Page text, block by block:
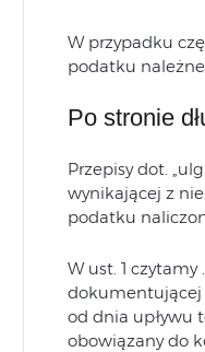
W przypadku
podatku
Po stronie
Przepisy dot.
wynikającej z
podatku
W ust. 1
dokumentującej
od dnia upływu
obowiązany do